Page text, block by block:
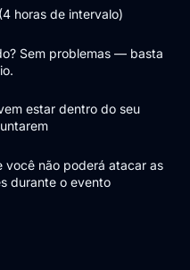
horas de intervalo)
Sem problemas — basta
estar dentro do seu
você não poderá atacar as
durante o evento